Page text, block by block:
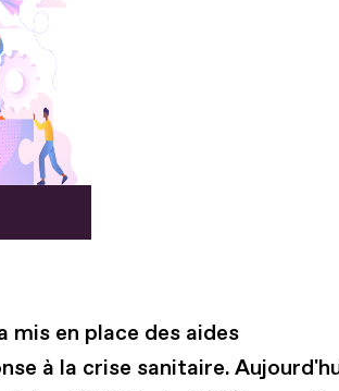
mis en place des aides
à la crise sanitaire.